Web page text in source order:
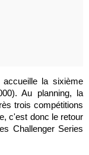
la sixième
Au planning, la
trois compétitions
c'est donc le retour
Challenger Series